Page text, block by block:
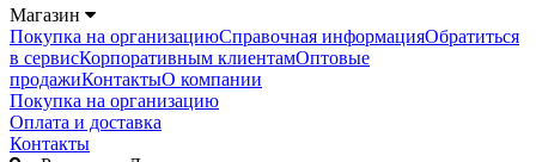
Магазин
Покупка на организациюСправочная информацияОбратиться
в сервисКорпоративным клиентамОптовые
продажиКонтактыО компании
Покупка на организацию
Оплата и доставка
Контакты